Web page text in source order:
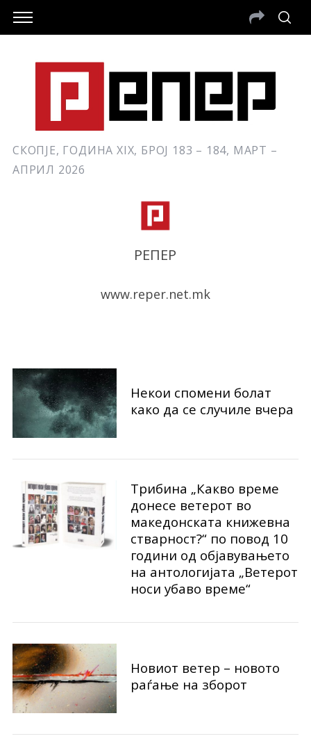
СКОПЈЕ, ГОДИНА XIX, БРОЈ 183 – 184, МАРТ –
АПРИЛ 2026
РЕПЕР
www.reper.net.mk
Некои спомени болат
како да се случиле вчера
Трибина „Какво време
донесе ветерот во
македонската книжевна
стварност?“ по повод 10
години од објавувањето
на антологијата „Ветерот
носи убаво време“
Новиот ветер – новото
раѓање на зборот